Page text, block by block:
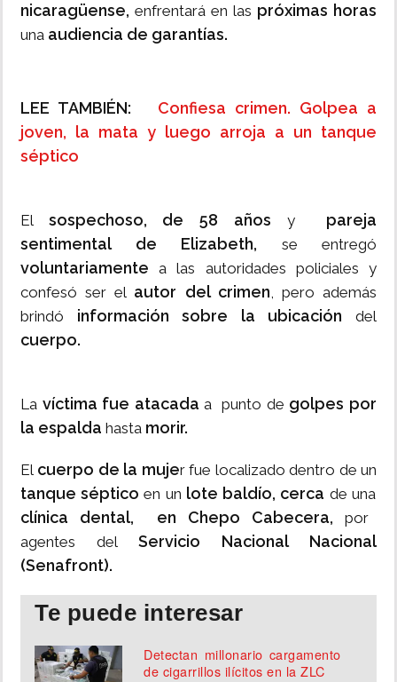
nicaragüense, enfrentará en las próximas horas
una audiencia de garantías.
LEE TAMBIÉN:
Confiesa crimen. Golpea a
joven, la mata y luego arroja a un tanque
séptico
El sospechoso, de 58 años y pareja
sentimental de Elizabeth, se entregó
voluntariamente a las autoridades policiales y
confesó ser el autor del crimen, pero además
brindó información sobre la ubicación del
cuerpo.
La víctima fue atacada a punto de golpes por
la espalda hasta morir.
El cuerpo de la mujer fue localizado dentro de un
tanque sépticoen un lote baldío, cerca de una
clínica dental, en Chepo Cabecera, por
agentes del Servicio Nacional Nacional
(Senafront).
Te puede interesar
Detectan millonario cargamento
de cigarrillos ilícitos en la ZLC